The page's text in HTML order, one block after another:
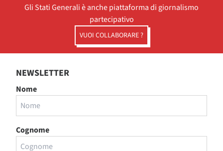
Gli Stati Generali è anche piattaforma di giornalismo
partecipativo
VUOI COLLABORARE ?
NEWSLETTER
Nome
Cognome